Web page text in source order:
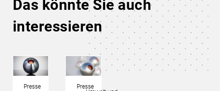
Das könnte Sie auch
interessieren
Presse Presse